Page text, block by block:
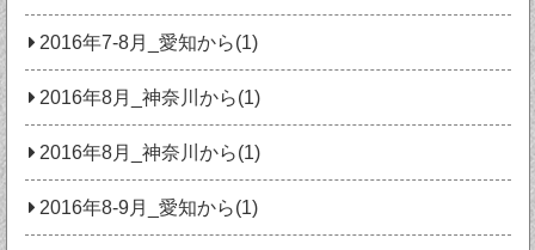
2016年7-8月_愛知から(1)
2016年8月_神奈川から(1)
2016年8月_神奈川から(1)
2016年8-9月_愛知から(1)